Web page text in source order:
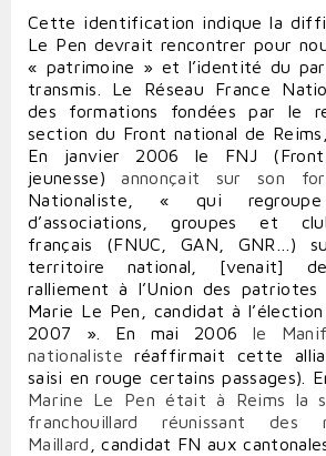
Cette identification indique la
Le Pen devrait rencontrer pour
« patrimoine » et l’identité du
transmis. Le Réseau France
des formations fondées par le
section du Front national de
En janvier 2006 le FNJ
jeunesse)annonçait sur son
Nationaliste, « qui
d’associations, groupes et
français (FNUC, GAN, GNR…)
territoire national, [venait]
ralliement à l’Union des
Marie Le Pen, candidat à
2007 ». En mai 2006 le
nationaliste réaffirmait cette
saisi en rouge certains passages).
Marine Le Pen était à Reims la
franchouillard réunissant des
Maillard , candidat FN aux